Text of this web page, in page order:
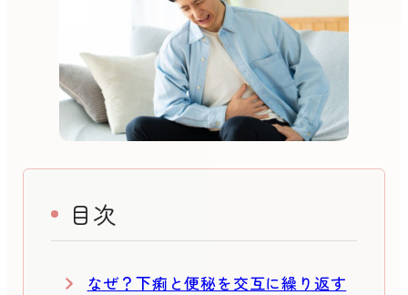
目次
なぜ？下痢と便秘を交互に繰り返す